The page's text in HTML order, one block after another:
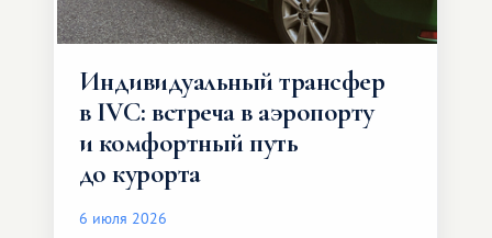
Индивидуальный трансфер
в IVC: встреча в аэропорту
и комфортный путь
до курорта
6 июля 2026